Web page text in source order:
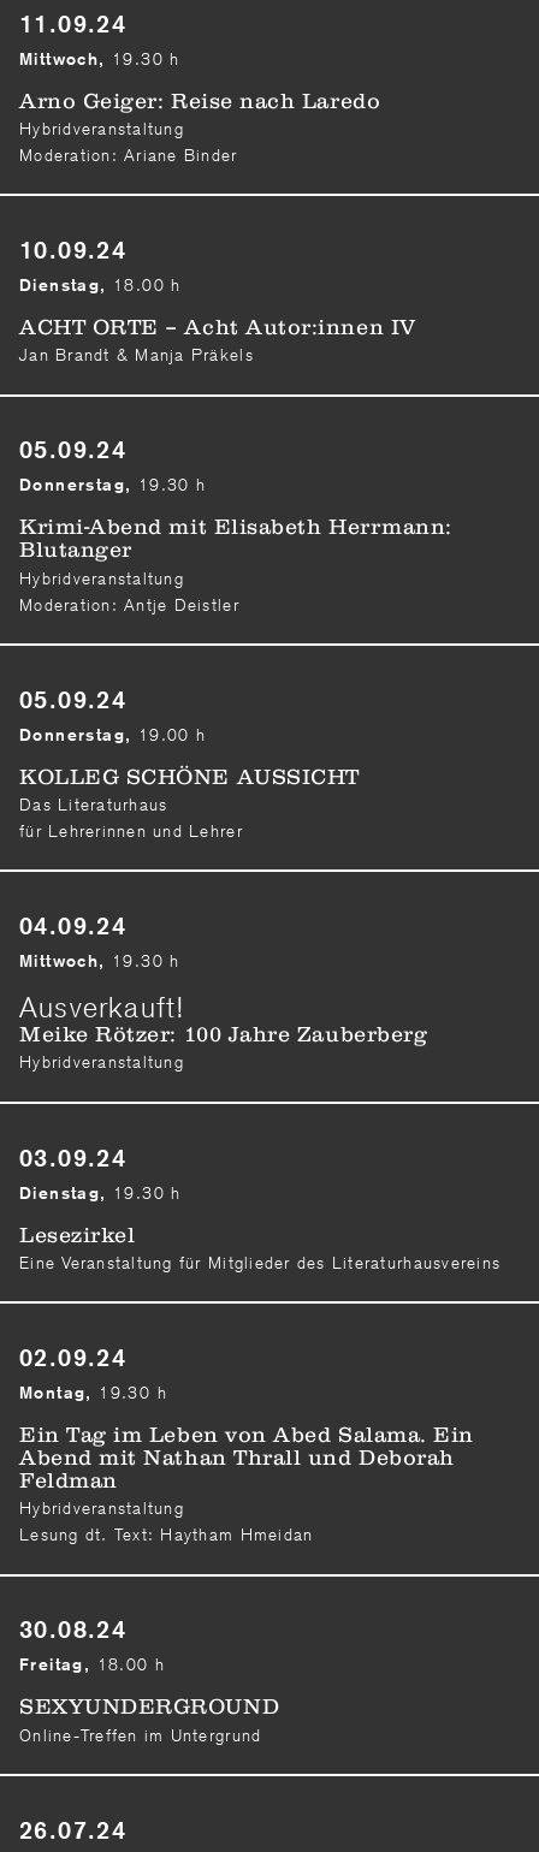
11.09.24
Mittwoch, 19.30 h
Arno Geiger: Reise nach Laredo
Hybridveranstaltung
Moderation: Ariane Binder
10.09.24
Dienstag, 18.00 h
ACHT ORTE – Acht Autor:innen IV
Jan Brandt & Manja Präkels
05.09.24
Donnerstag, 19.30 h
Krimi-Abend mit Elisabeth Herrmann:
Blutanger
Hybridveranstaltung
Moderation: Antje Deistler
05.09.24
Donnerstag, 19.00 h
KOLLEG SCHÖNE AUSSICHT
Das Literaturhaus
für Lehrerinnen und Lehrer
04.09.24
Mittwoch, 19.30 h
Ausverkauft!
Meike Rötzer: 100 Jahre Zauberberg
Hybridveranstaltung
03.09.24
Dienstag, 19.30 h
Lesezirkel
Eine Veranstaltung für Mitglieder des Literaturhausvereins
02.09.24
Montag, 19.30 h
Ein Tag im Leben von Abed Salama. Ein
Abend mit Nathan Thrall und Deborah
Feldman
Hybridveranstaltung
Lesung dt. Text: Haytham Hmeidan
30.08.24
Freitag, 18.00 h
SEXYUNDERGROUND
Online-Treffen im Untergrund
26.07.24